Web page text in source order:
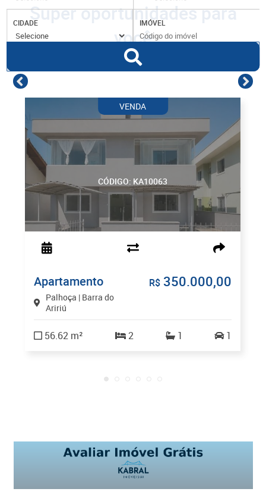
CIDADE IMÓVEL
Super oportunidades para
você
CÓDIGO: KA10063
VENDA
Apartamento
Palhoça | Barra do
Aririú
R$ 350.000,00
56.62 m² 2 1 1